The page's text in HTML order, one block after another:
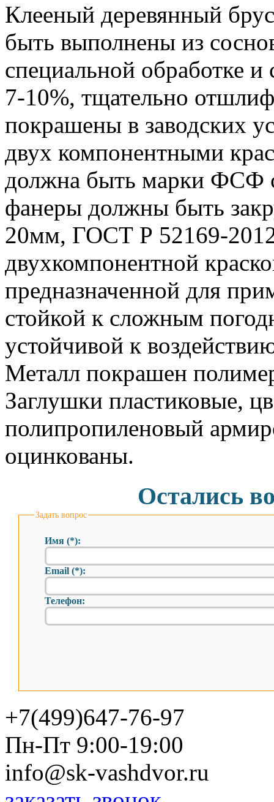
Клееный деревянный
быть выполнены из
специальной обработке
7-10%, тщательно
покрашены в заводских
двух компонентными
должна быть марки ФСФ
фанеры должны быть
20мм, ГОСТ Р 52169-
двухкомпонентной
предназначенной для
стойкой к сложным
устойчивой к
Металл покрашен
Заглушки пластиковые,
полипропиленовый
оцинкованы.
Остались
Задать вопрос
Имя (*):
Email (*):
Телефон:
+7(499)647-76-97
Пн-Пт 9:00-19:00
info@sk-vashdvor.ru